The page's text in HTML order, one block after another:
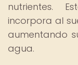
nutrientes.
incorpora al
aumentando
agua.